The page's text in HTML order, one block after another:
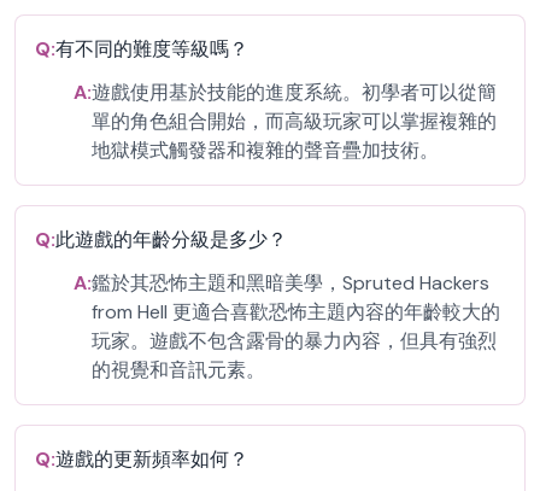
Q:有不同的難度等級嗎？
A:遊戲使用基於技能的進度系統。初學者可以從簡
單的角色組合開始，而高級玩家可以掌握複雜的
地獄模式觸發器和複雜的聲音疊加技術。
Q:此遊戲的年齡分級是多少？
A:鑑於其恐怖主題和黑暗美學，Spruted Hackers
from Hell 更適合喜歡恐怖主題內容的年齡較大的
玩家。遊戲不包含露骨的暴力內容，但具有強烈
的視覺和音訊元素。
Q:遊戲的更新頻率如何？